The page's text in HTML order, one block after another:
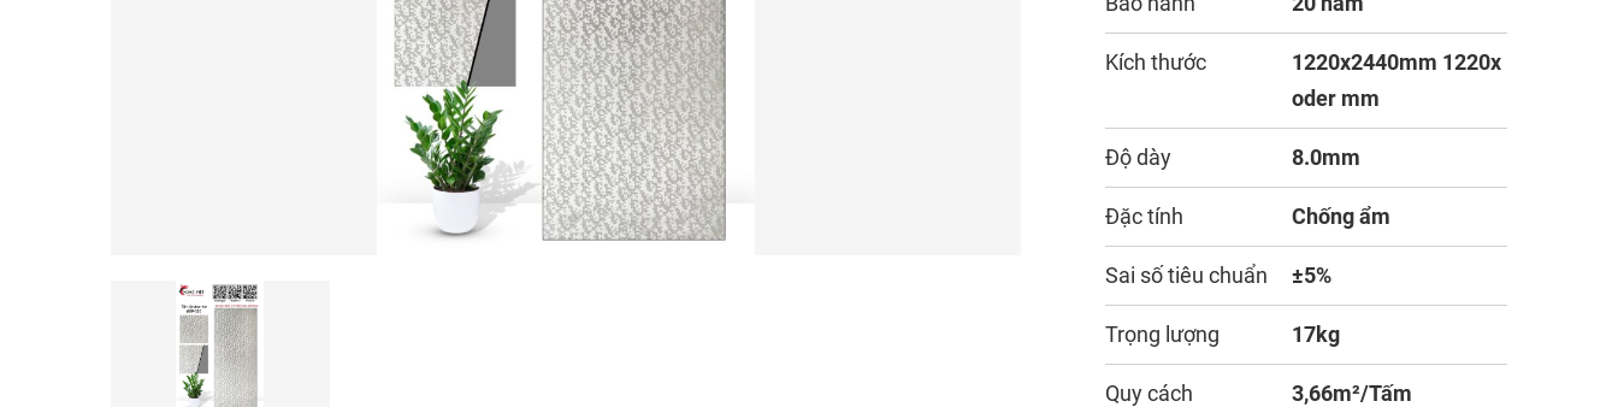
Kích thước
1220x2440mm 1220x
oder mm
Độ dày 8.0mm
Đặc tính Chống ẩm
Sai số tiêu chuẩn ±5%
Trọng lượng 17kg
Quy cách 3,66m²/Tấm